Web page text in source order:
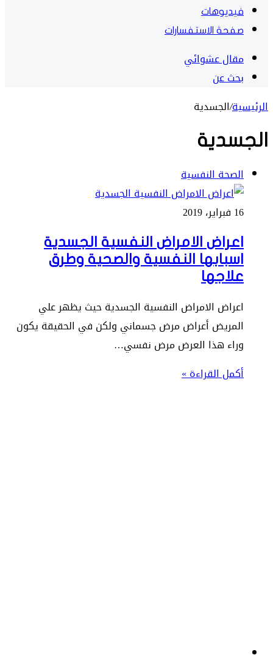
فيديوهات
صفحة الاستفسارات
مقال عشوائي
بحث عن
الرئيسية/الجسدية
الجسدية
الصحة النفسية
16 فبراير، 2019
اعراض الامراض النفسية الجسدية
اسبابها النفسية والصحية وطرق
علاجها
اعراض الامراض النفسية الجسدية حيث يظهر علي
المريض أعراض مرض جسماني ولكن في الحقيقة يكون
وراء هذا العرض مرض نفسي…
أكمل القراءة »